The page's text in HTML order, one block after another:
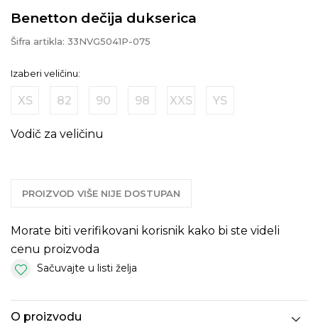
Benetton dečija dukserica
Šifra artikla: 33NVG5041P-075
Izaberi veličinu:
XS 82 90 98 XXS YS
Vodič za veličinu
PROIZVOD VIŠE NIJE DOSTUPAN
Morate biti verifikovani korisnik kako bi ste videli
cenu proizvoda
Sačuvajte u listi želja
O proizvodu